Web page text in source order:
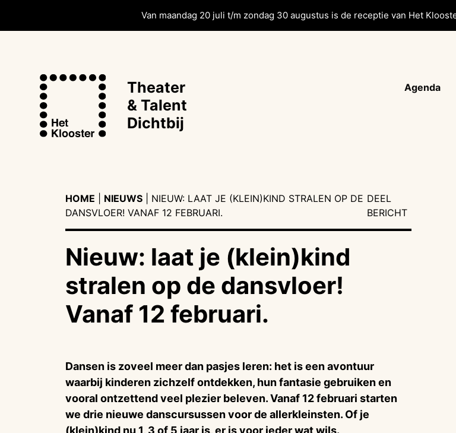
Van maandag 20 juli t/m zondag 30 augustus is de receptie van Het
Theater
& Talent
Dichtbij
Agenda
HOME NIEUWS| NIEUW: LAAT JE (KLEIN)KIND STRALEN OP DE
DANSVLOER! VANAF 12 FEBRUARI.
DEEL
BERICHT
Nieuw: laat je (klein)kind
stralen op de dansvloer!
Vanaf 12 februari.
Dansen is zoveel meer dan pasjes leren: het is een avontuur
waarbij kinderen zichzelf ontdekken, hun fantasie gebruiken en
vooral ontzettend veel plezier beleven. Vanaf 12 februari starten
we drie nieuwe danscursussen voor de allerkleinsten. Of je
(klein)kind nu 1, 3 of 5 jaar is, er is voor ieder wat wils.